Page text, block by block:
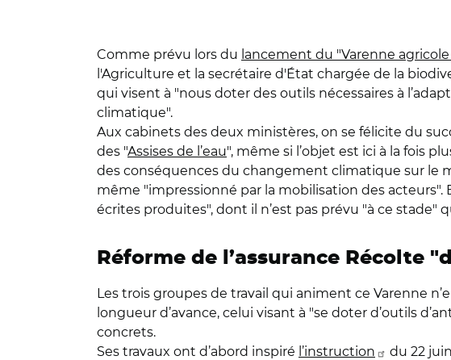
Comme prévu lors du lancement du "Varenne
l'Agriculture et la secrétaire d'État chargée de la
qui visent à "nous doter des outils nécessaires à
climatique".
Aux cabinets des deux ministères, on se félicite du
des "Assises de l’eau", même si l’objet est ici à la fois
des conséquences du changement climatique sur le
même "impressionné par la mobilisation des
écrites produites", dont il n’est pas prévu "à ce stade"
Réforme de l’assurance Récolte
Les trois groupes de travail qui animent ce Varenne
longueur d’avance, celui visant à "se doter d’outils
concrets.
Ses travaux ont d’abord inspiré l’instruction
du 22